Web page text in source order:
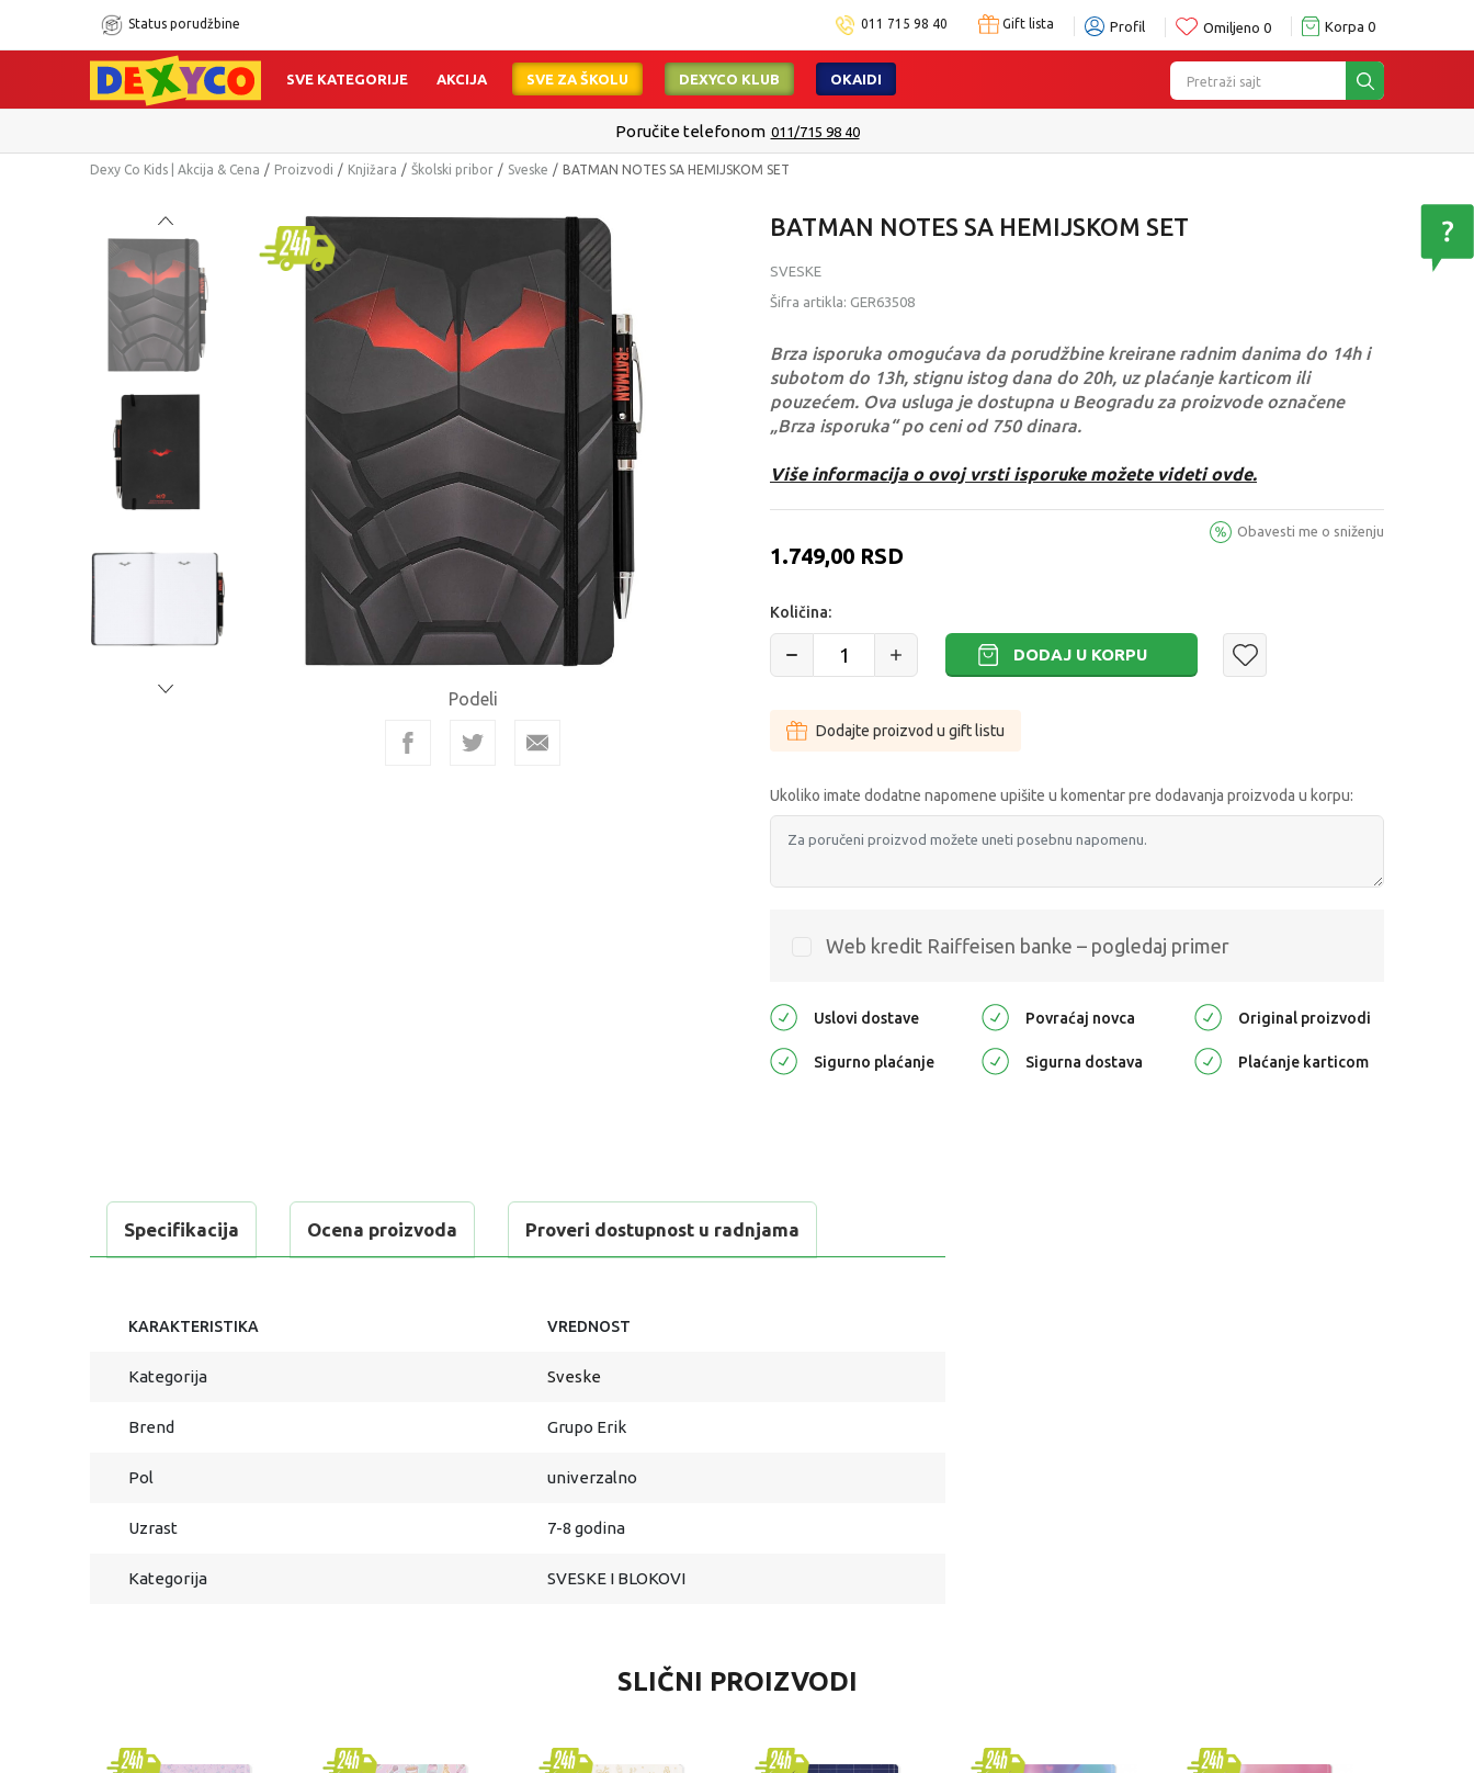
Status porudžbine 011 715 98 40 Gift lista Profil Omiljeno 0 Korpa 0
Pretraži sajt
SVE KATEGORIJE AKCIJA SVE ZA ŠKOLU DEXYCO KLUB OKAIDI
Poručite telefonom 011/715 98 40
Dexy Co Kids | Akcija & Cena Proizvodi Knjižara Školski pribor Sveske BATMAN NOTES SA HEMIJSKOM SET
Podeli
BATMAN NOTES SA HEMIJSKOM SET
SVESKE
Šifra artikla: GER63508
Brza isporuka omogućava da porudžbine kreirane radnim danima do 14h i
subotom do 13h, stignu istog dana do 20h, uz plaćanje karticom ili
pouzećem. Ova usluga je dostupna u Beogradu za proizvode označene
„Brza isporuka“ po ceni od 750 dinara.
Više informacija o ovoj vrsti isporuke možete videti ovde.
1.749,00 RSD
Obavesti me o sniženju
Količina:
DODAJ U KORPU
Dodajte proizvod u gift listu
Ukoliko imate dodatne napomene upišite u komentar pre dodavanja proizvoda u korpu:
Web kredit Raiffeisen banke – pogledaj primer
Uslovi dostave Povraćaj novca Original proizvodi
Sigurno plaćanje Sigurna dostava Plaćanje karticom
Specifikacija Ocena proizvoda Proveri dostupnost u radnjama
KARAKTERISTIKA VREDNOST
Kategorija Sveske
Brend Grupo Erik
Pol univerzalno
Uzrast 7-8 godina
Kategorija SVESKE I BLOKOVI
SLIČNI PROIZVODI